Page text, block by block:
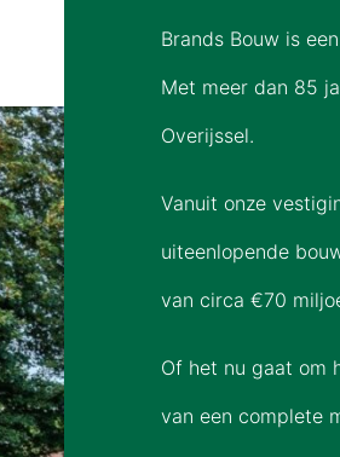
Brands Bouw is
Met meer dan 85
Overijssel.
Vanuit onze
uiteenlopende
van circa €70
Of het nu gaat om
van een complete